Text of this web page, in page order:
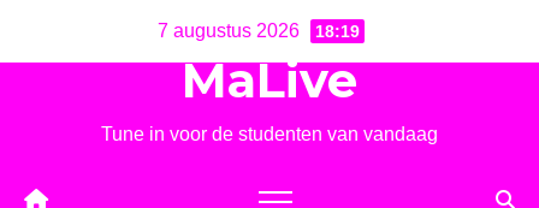
7 augustus 2026 18:19
MaLive
Tune in voor de studenten van vandaag